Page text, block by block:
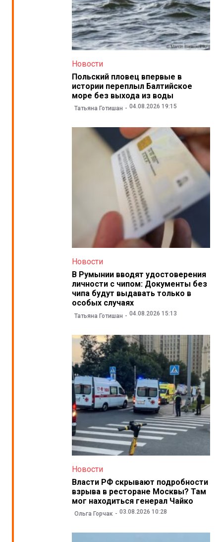
Новости
Польский пловец впервые в
истории переплыл Балтийское
море без выхода из воды
Татьяна Готишан 04.08.2026 19:15
Новости
В Румынии вводят удостоверения
личности с чипом: Документы без
чипа будут выдавать только в
особых случаях
Татьяна Готишан 04.08.2026 15:13
Новости
Власти РФ скрывают подробности
взрыва в ресторане Москвы? Там
мог находиться генерал Чайко
Ольга Горчак 03.08.2026 10:28